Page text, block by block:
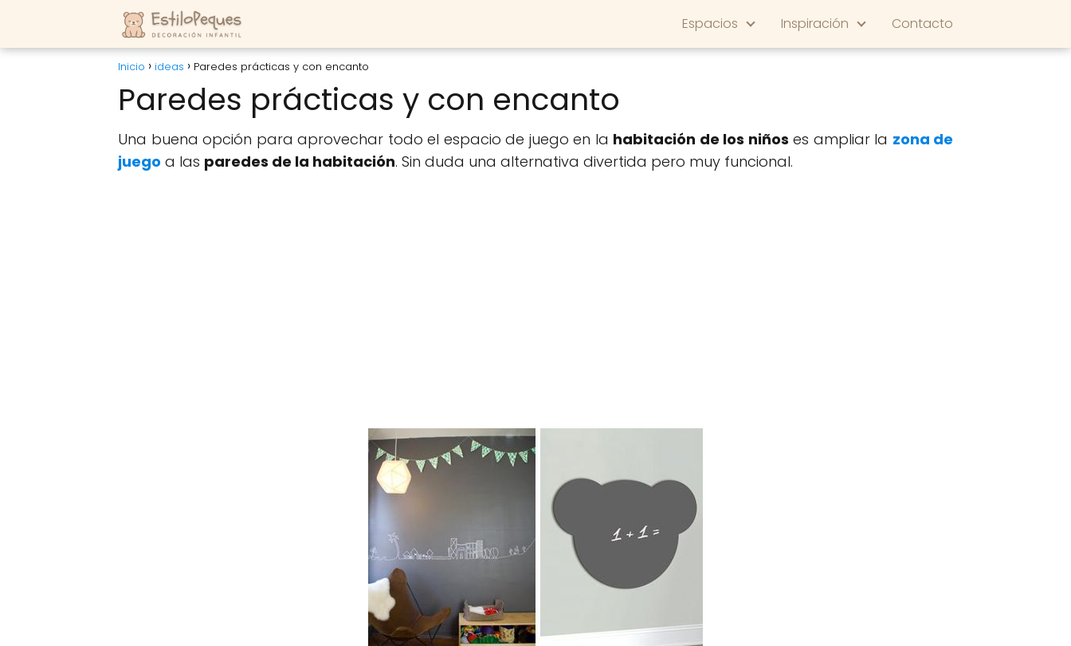
Espacios Inspiración Contacto
Inicio ideas Paredes prácticas y con encanto
Paredes prácticas y con encanto
Una buena opción para aprovechar todo el espacio de juego en la habitación de los niños es ampliar la zona de
juego a las paredes de la habitación. Sin duda una alternativa divertida pero muy funcional.